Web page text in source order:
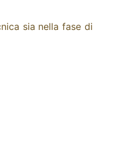
sia nella fase di